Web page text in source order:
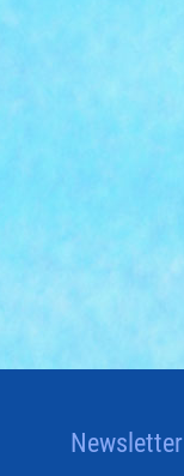
Newsletter